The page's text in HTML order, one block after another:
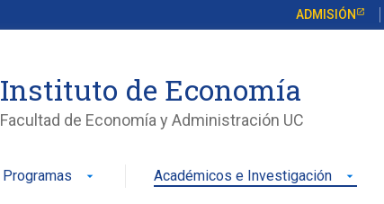
ADMISIÓN
Instituto de Economía
Facultad de Economía y Administración UC
Programas arrow_drop_down Académicos e Investigación arrow_drop_down